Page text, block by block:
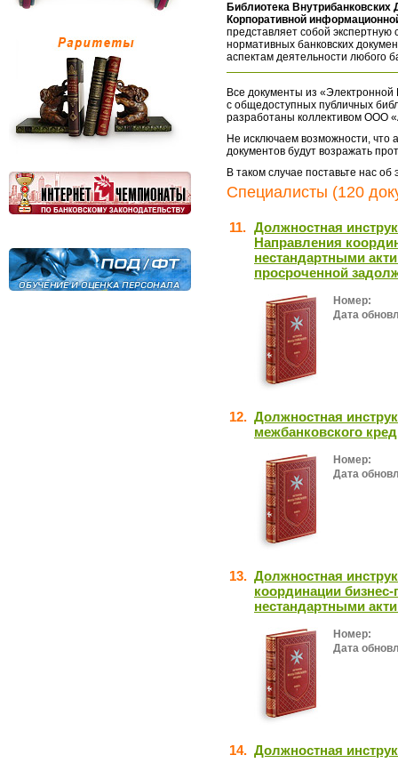
Библиотека
Корпоративной
представляет собой экспертную
нормативных банковских
аспектам деятельности любого
Все документы из «Электронной
с общедоступных публичных
разработаны коллективом ООО
Не исключаем возможности, что
документов будут возражать
В таком случае поставьте нас
Специалисты (120
11. Должностная
Направления
нестандартными
просроченной
Номер:
Дата
12. Должностная
межбанковского
Номер:
Дата
13. Должностная
координации
нестандартными
Номер:
Дата
14. Должностная